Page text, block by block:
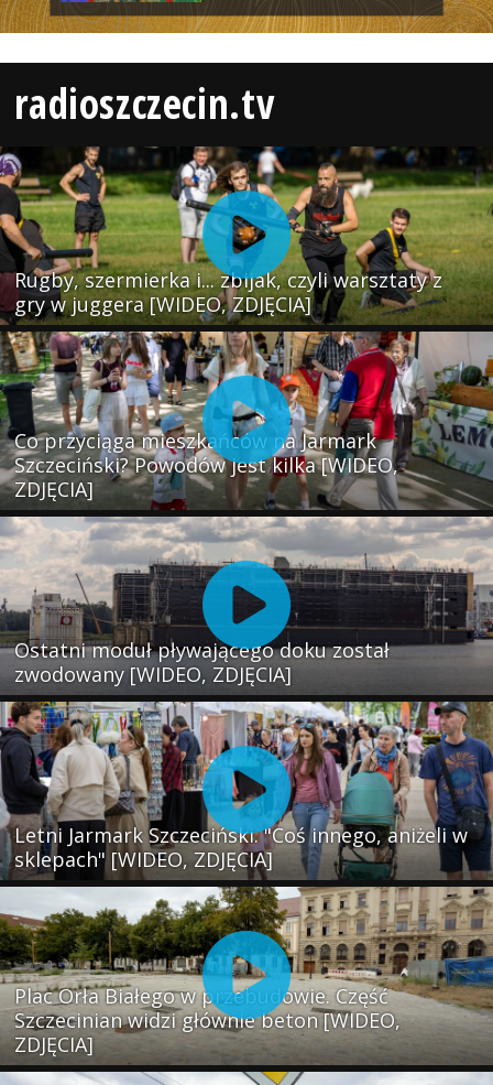
radioszczecin.tv
Rugby, szermierka i... zbijak, czyli warsztaty z
gry w juggera [WIDEO, ZDJĘCIA]
Co przyciąga mieszkańców na Jarmark
Szczeciński? Powodów jest kilka [WIDEO,
ZDJĘCIA]
Ostatni moduł pływającego doku został
zwodowany [WIDEO, ZDJĘCIA]
Letni Jarmark Szczeciński. "Coś innego, aniżeli w
sklepach" [WIDEO, ZDJĘCIA]
Plac Orła Białego w przebudowie. Część
Szczecinian widzi głównie beton [WIDEO,
ZDJĘCIA]